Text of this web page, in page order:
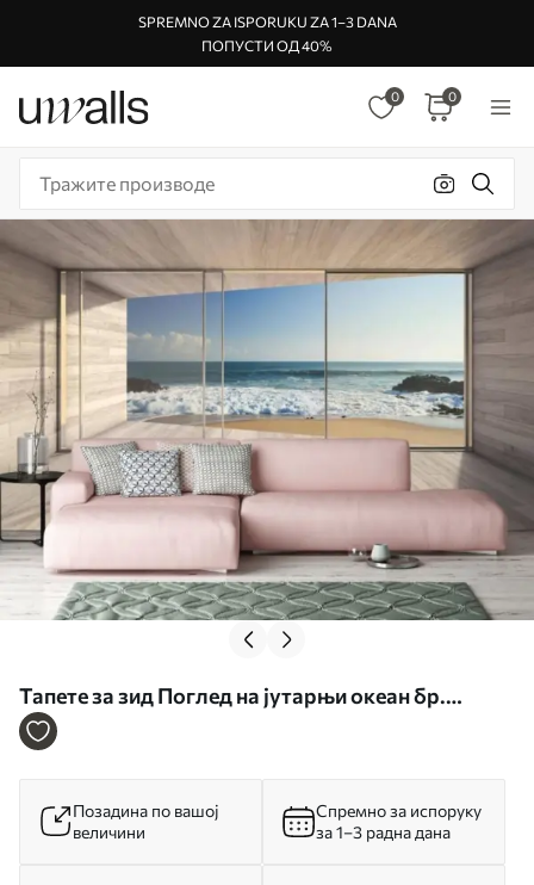
SPREMNO ZA ISPORUKU ZA 1–3 DANA
ПОПУСТИ ОД 40%
0 0
Тапете за зид Поглед на јутарњи океан бр.
u78563
Позадина по вашој
величини
Спремно за испоруку
за 1–3 радна дана